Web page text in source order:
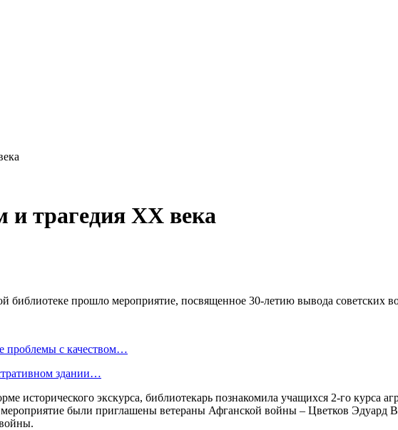
и трагедия ХХ века
библиотеке прошло мероприятие, посвященное 30-летию вывода советских
проблемы с качеством…
здании…
исторического экскурса, библиотекарь познакомила учащихся 2-го курса
были приглашены ветераны Афганской войны – Цветков Эдуард